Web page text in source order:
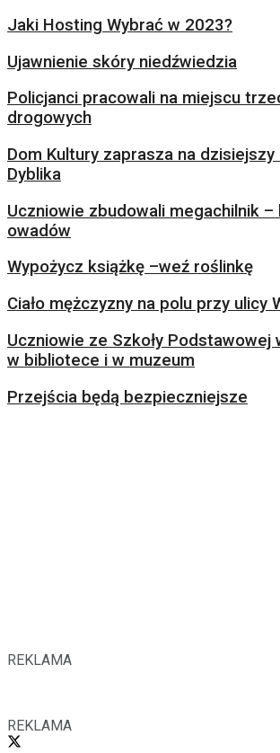
Jaki Hosting Wybrać w 2023?
Ujawnienie skóry niedźwiedzia
Policjanci pracowali na miejscu
drogowych
Dom Kultury zaprasza na
Dyblika
Uczniowie zbudowali megachilnik –
owadów
Wypożycz książkę –weź roślinkę
Ciało mężczyzny na polu przy ulicy
Uczniowie ze Szkoły Podstawowej
w bibliotece i w muzeum
Przejścia będą bezpieczniejsze
REKLAMA
REKLAMA